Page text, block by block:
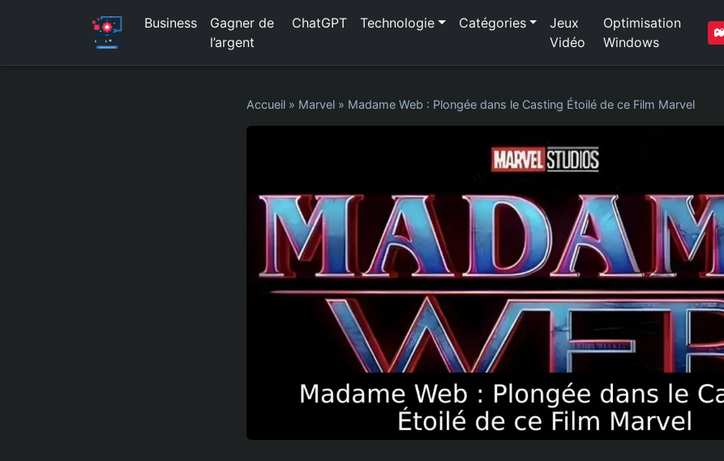
Business
Gagner de
l’argent
ChatGPT Technologie Catégories
Jeux
Vidéo
Optimisation
Windows
Accueil » Marvel » Madame Web : Plongée dans le Casting Étoilé de ce Film Marvel